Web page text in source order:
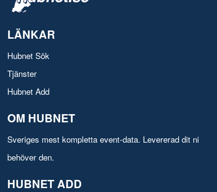
LÄNKAR
Hubnet Sök
Tjänster
Hubnet Add
OM HUBNET
Sveriges mest kompletta event-data. Levererad dit ni
behöver den.
HUBNET ADD